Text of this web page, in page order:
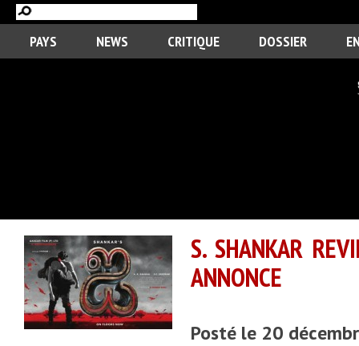
PAYS NEWS CRITIQUE DOSSIER
S. SHANKAR
ANNONCE
Posté le 20